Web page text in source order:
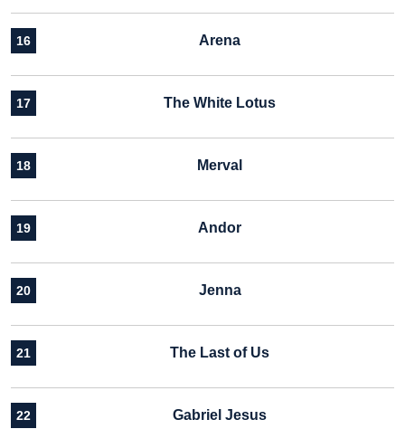
16 Arena
17 The White Lotus
18 Merval
19 Andor
20 Jenna
21 The Last of Us
22 Gabriel Jesus